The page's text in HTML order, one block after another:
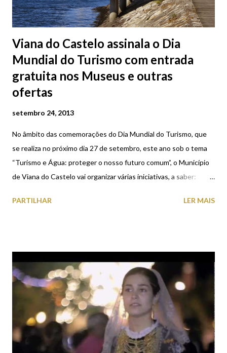
Viana do Castelo assinala o Dia
Mundial do Turismo com entrada
gratuita nos Museus e outras
ofertas
setembro 24, 2013
No âmbito das comemorações do Dia Mundial do Turismo, que
se realiza no próximo dia 27 de setembro, este ano sob o tema
“Turismo e Água: proteger o nosso futuro comum”, o Município
de Viana do Castelo vai organizar várias iniciativas, a saber:
Ecológico Urbano 11h30 - Visita guiada ao Museu do Traje
visitas, pela ordem de chegada. Entrada gratuita nos Museus e
unidades museológicas municipais. Passeio gratuito nas
bicicletas “Bianinhas (10h00 - 18h00). Informações Viana
Welcome Center: T. 258098415. Desconto de 50% no
Funicular a Santa Luzia (9h00 - 20h00). Desconto de 50% nas
visitas ao Navio-Hospital Gil Eannes (9h00 – 19h00).
Desconto de 50% nos Passeios de Barco no Rio Lima (10h15 ...
PARTILHAR LER MAIS